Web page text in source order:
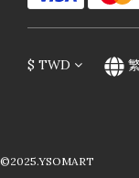
$ TWD
©2025.YSOMART